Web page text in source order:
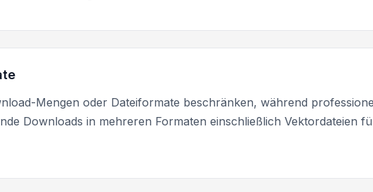
Mengen oder Dateiformate beschränken, während
Downloads in mehreren Formaten einschließlich Vektordateien